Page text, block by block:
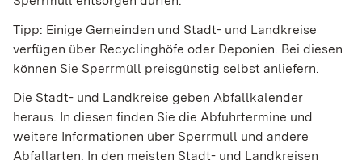
Tipp: Einige Gemeinden und Stadt- und Landkreise
verfügen über Recyclinghöfe oder Deponien. Bei diesen
können Sie Sperrmüll preisgünstig selbst anliefern.
Die Stadt- und Landkreise geben Abfallkalender
heraus. In diesen finden Sie die Abfuhrtermine und
weitere Informationen über Sperrmüll und andere
Abfallarten. In den meisten Stadt- und Landkreisen